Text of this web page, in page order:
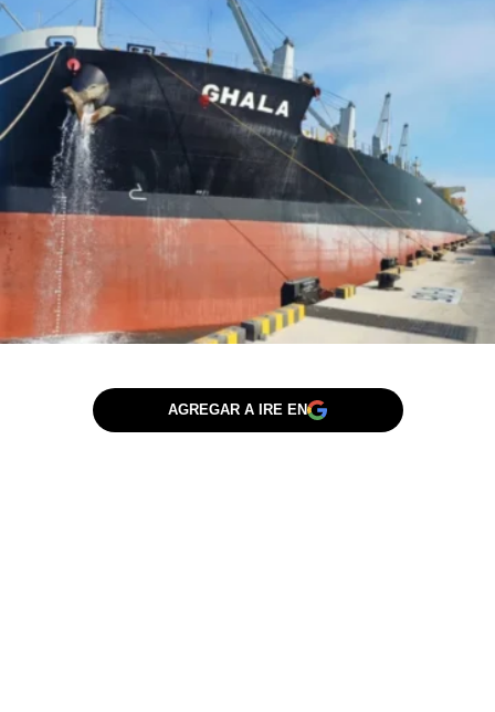
AGREGAR A IRE EN